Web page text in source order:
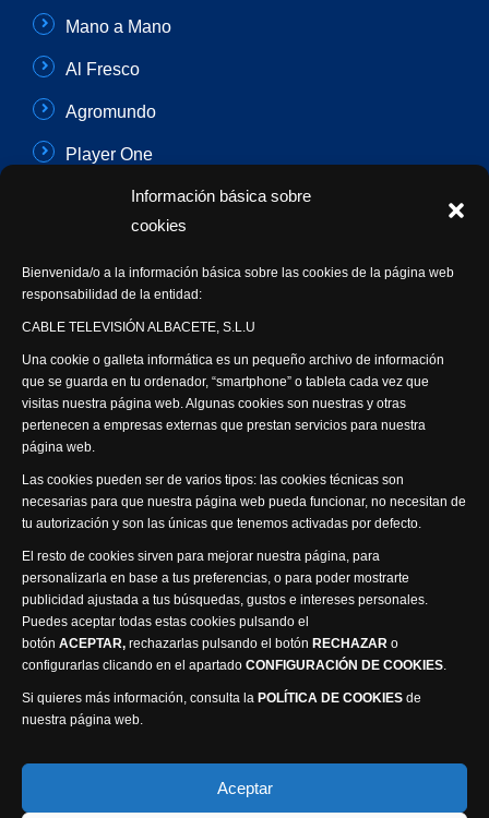
Información básica sobre
cookies
Bienvenida/o a la información básica sobre las cookies de la página web
responsabilidad de la entidad:
CABLE TELEVISIÓN ALBACETE, S.L.U
Una cookie o galleta informática es un pequeño archivo de información
que se guarda en tu ordenador, “smartphone” o tableta cada vez que
visitas nuestra página web. Algunas cookies son nuestras y otras
pertenecen a empresas externas que prestan servicios para nuestra
página web.
Las cookies pueden ser de varios tipos: las cookies técnicas son
necesarias para que nuestra página web pueda funcionar, no necesitan de
tu autorización y son las únicas que tenemos activadas por defecto.
El resto de cookies sirven para mejorar nuestra página, para
personalizarla en base a tus preferencias, o para poder mostrarte
publicidad ajustada a tus búsquedas, gustos e intereses personales.
Puedes aceptar todas estas cookies pulsando el
botón ACEPTAR, rechazarlas pulsando el botón RECHAZAR o
configurarlas clicando en el apartado CONFIGURACIÓN DE COOKIES.
Si quieres más información, consulta la POLÍTICA DE COOKIES de
nuestra página web.
Aceptar
Mano a Mano
Al Fresco
Agromundo
Player One
Con Sentido Común
Actualidad Semanal
Síguenos
Visita nuestra productora
Política de privacidad
Política de cookies
Accesibilidad
Compromiso con la protección de datos personales
Visión Seis Televisión © 2014 Parque Empresarial